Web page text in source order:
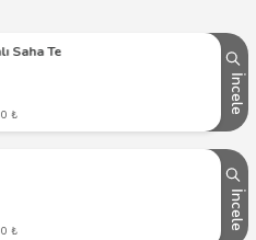
Tesisleri
₺
İncele
₺
İncele